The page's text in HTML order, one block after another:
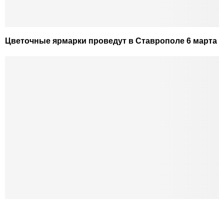
Цветочные ярмарки проведут в Ставрополе 6 марта